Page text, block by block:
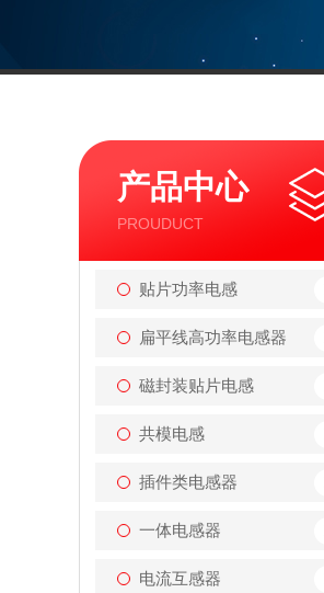
产品中心
PROUDUCT
贴片功率电感
扁平线高功率电感器
磁封装贴片电感
共模电感
插件类电感器
一体电感器
电流互感器